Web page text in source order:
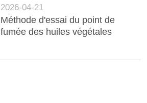
2026-04-21
Méthode d'essai du point de
fumée des huiles végétales